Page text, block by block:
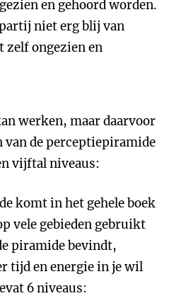
en gehoord worden.
niet erg blij van
ongezien en
werken, maar daarvoor
van de perceptiepiramide
vijftal niveaus:
komt in het gehele boek
vele gebieden gebruikt
piramide bevindt,
tijd en energie in je wil
6 niveaus: